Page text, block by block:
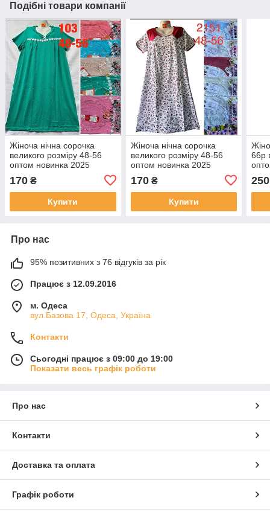
Подібні товари компанії
Жіноча нічна сорочка
великого розміру 48-56
оптом новинка 2025
170 ₴
Купити
Жіноча нічна сорочка
великого розміру 48-56
оптом новинка 2025
170₴
Купити
66р
250
Про нас
95% позитивних з 76 відгуків за рік
Працює з 12.09.2016
м. Одеса
вул.Базова 17, Одеса, Україна
Контакти
Сьогодні працює з 09:00 до 19:00
Показати весь графік роботи
Про нас
Контакти
Доставка та оплата
Графік роботи